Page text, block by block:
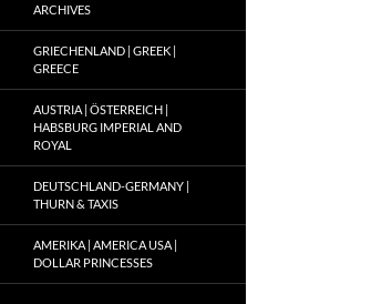
ARCHIVES
GRIECHENLAND | GREEK |
GREECE
AUSTRIA | ÖSTERREICH |
HABSBURG IMPERIAL AND
ROYAL
DEUTSCHLAND-GERMANY |
THURN & TAXIS
AMERIKA | AMERICA USA |
DOLLAR PRINCESSES